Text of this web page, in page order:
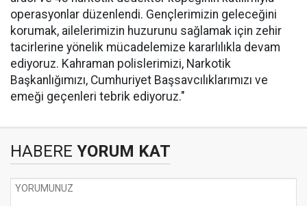
operasyonlar düzenlendi. Gençlerimizin geleceğini
korumak, ailelerimizin huzurunu sağlamak için zehir
tacirlerine yönelik mücadelemize kararlılıkla devam
ediyoruz. Kahraman polislerimizi, Narkotik
Başkanlığımızı, Cumhuriyet Başsavcılıklarımızı ve
emeği geçenleri tebrik ediyoruz."
HABERE YORUM KAT